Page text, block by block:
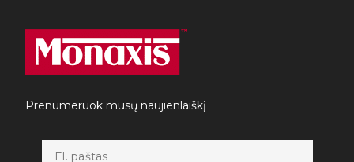
Prenumeruok mūsų naujienlaiškį